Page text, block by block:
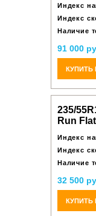
Индекс
Индекс
Наличие
91 000
КУПИТЬ
235/
Run Flat
Индекс
Индекс
Наличие
32 500
КУПИТЬ